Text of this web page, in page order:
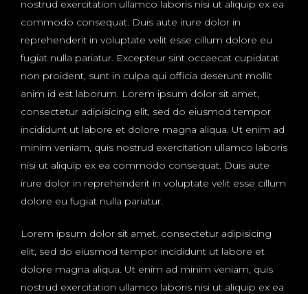
nostrud exercitation ullamco laboris nisi ut aliquip ex ea
commodo consequat. Duis aute irure dolor in
reprehenderit in voluptate velit esse cillum dolore eu
fugiat nulla pariatur. Excepteur sint occaecat cupidatat
non proident, sunt in culpa qui officia deserunt mollit
anim id est laborum. Lorem ipsum dolor sit amet,
consectetur adipisicing elit, sed do eiusmod tempor
incididunt ut labore et dolore magna aliqua. Ut enim ad
minim veniam, quis nostrud exercitation ullamco laboris
nisi ut aliquip ex ea commodo consequat. Duis aute
irure dolor in reprehenderit in voluptate velit esse cillum
dolore eu fugiat nulla pariatur.
Lorem ipsum dolor sit amet, consectetur adipisicing
elit, sed do eiusmod tempor incididunt ut labore et
dolore magna aliqua. Ut enim ad minim veniam, quis
nostrud exercitation ullamco laboris nisi ut aliquip ex ea